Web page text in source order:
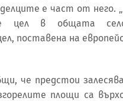
е част от него.
цел в общата
поставена на
че предстои
площи са